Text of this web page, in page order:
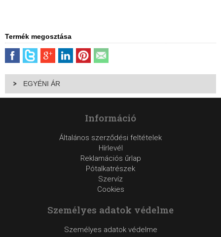
Termék megosztása
EGYÉNI ÁR
Információ
Általános szerződési feltételek
Hírlevél
Reklamációs űrlap
Pótalkatrészek
Szervíz
Cookies
Személyes adatok védelme
Személyes adatok védelme